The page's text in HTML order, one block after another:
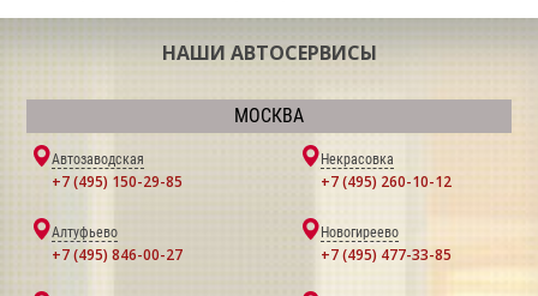
НАШИ АВТОСЕРВИСЫ
МОСКВА
Автозаводская
+7 (495) 150-29-85
Некрасовка
+7 (495) 260-10-12
Алтуфьево
+7 (495) 846-00-27
Новогиреево
+7 (495) 477-33-85